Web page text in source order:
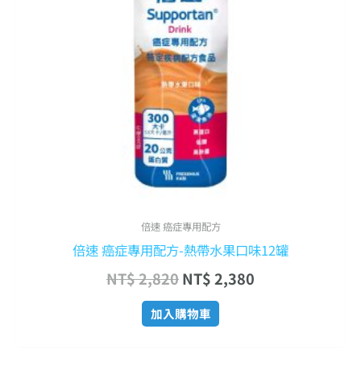
倍速 癌症專用配方
倍速 癌症專用配方-熱帶水果口味12罐
NT$2,820NT$2,380
加入購物車